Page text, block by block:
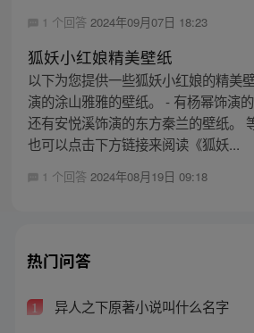
1 个回答 2024年09月07日 18:23
狐妖小红娘精美壁纸
以下为您提供一些狐妖小红娘的精美
演的涂山雅雅的壁纸。 - 有杨幂饰演
还有安悦溪饰演的东方秦兰的壁纸。
也可以点击下方链接来阅读《狐妖...
1 个回答 2024年08月19日 09:18
热门问答
1 异人之下原著小说叫什么名字